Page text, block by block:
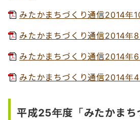
みたかまちづくり通信2014年
みたかまちづくり通信2014年
みたかまちづくり通信2014年
みたかまちづくり通信2014
平成25年度「みたかまち